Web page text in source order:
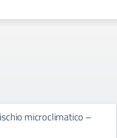
microclimatico –